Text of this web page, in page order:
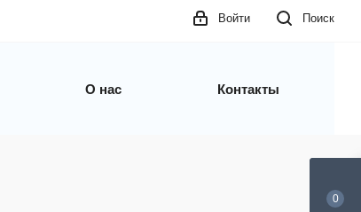
Поиск
Войти
О нас Контакты
0